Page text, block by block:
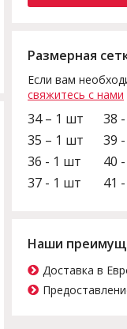
Размерная
Если вам
свяжитесь с нами
34 – 1 шт
35 – 1 шт
36 - 1 шт
37 - 1 шт
38
39
40
41
Наши
Доставка в